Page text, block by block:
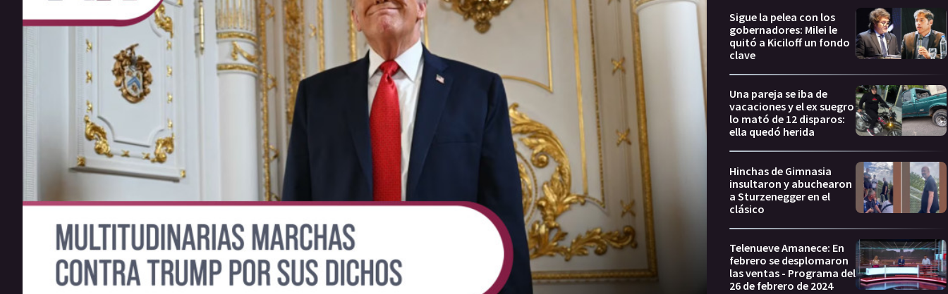
Sigue la pelea con los
gobernadores: Milei le
quitó a Kiciloff un fondo
clave
Una pareja se iba de
vacaciones y el ex suegro
lo mató de 12 disparos:
ella quedó herida
Hinchas de Gimnasia
insultaron y abuchearon
a Sturzenegger en el
clásico
Telenueve Amanece: En
febrero se desplomaron
las ventas - Programa del
26 de febrero de 2024